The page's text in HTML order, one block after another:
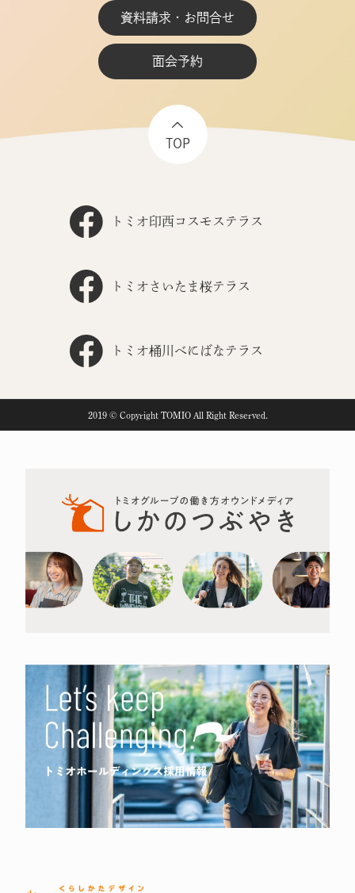
資料請求・お問合せ
面会予約
TOP
トミオ印西コスモステラス
トミオさいたま桜テラス
トミオ桶川べにばなテラス
2019 © Copyright TOMIO All Right Reserved.